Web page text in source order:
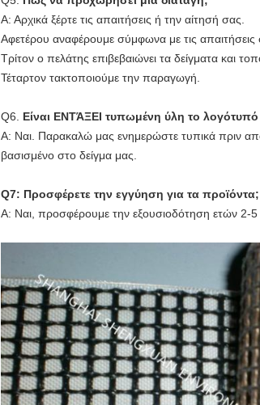
Α: Αρχικά ξέρτε τις απαιτήσεις ή την αίτησή σας.
Αφετέρου αναφέρουμε σύμφωνα με τις απαιτήσεις
Τρίτον ο πελάτης επιβεβαιώνει τα δείγματα και
Τέταρτον τακτοποιούμε την παραγωγή.
Q6. Είναι ΕΝΤΆΞΕΙ τυπωμένη ύλη το
Α: Ναι. Παρακαλώ μας ενημερώστε τυπικά πριν
βασισμένο στο δείγμα μας.
Q7: Προσφέρετε την εγγύηση για τα προϊόντα;
Α: Ναι, προσφέρουμε την εξουσιοδότηση ετών 2-5